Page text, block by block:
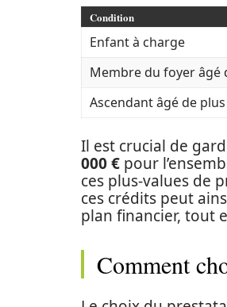
Condition
Enfant à charge
Membre du foyer âgé
Ascendant âgé de
Il est crucial de
000 € pour
ces plus-values de
ces crédits peut
plan financier, tout
Comment